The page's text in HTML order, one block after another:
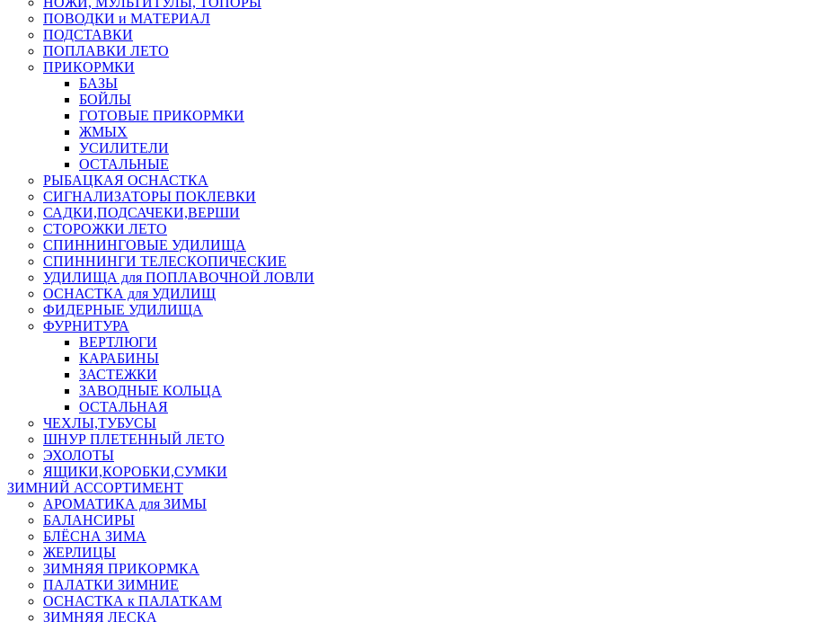
ПОВОДКИ и МАТЕРИАЛ
ПОДСТАВКИ
ПОПЛАВКИ ЛЕТО
ПРИКОРМКИ
БАЗЫ
БОЙЛЫ
ГОТОВЫЕ ПРИКОРМКИ
ЖМЫХ
УСИЛИТЕЛИ
ОСТАЛЬНЫЕ
РЫБАЦКАЯ ОСНАСТКА
СИГНАЛИЗАТОРЫ ПОКЛЕВКИ
САДКИ,ПОДСАЧЕКИ,ВЕРШИ
СТОРОЖКИ ЛЕТО
СПИННИНГОВЫЕ УДИЛИЩА
СПИННИНГИ ТЕЛЕСКОПИЧЕСКИЕ
УДИЛИЩА для ПОПЛАВОЧНОЙ ЛОВЛИ
ОСНАСТКА для УДИЛИЩ
ФИДЕРНЫЕ УДИЛИЩА
ФУРНИТУРА
ВЕРТЛЮГИ
КАРАБИНЫ
ЗАСТЕЖКИ
ЗАВОДНЫЕ КОЛЬЦА
ОСТАЛЬНАЯ
ЧЕХЛЫ,ТУБУСЫ
ШНУР ПЛЕТЕННЫЙ ЛЕТО
ЭХОЛОТЫ
ЯЩИКИ,КОРОБКИ,СУМКИ
ЗИМНИЙ АССОРТИМЕНТ
АРОМАТИКА для ЗИМЫ
БАЛАНСИРЫ
БЛЁСНА ЗИМА
ЖЕРЛИЦЫ
ЗИМНЯЯ ПРИКОРМКА
ПАЛАТКИ ЗИМНИЕ
ОСНАСТКА к ПАЛАТКАМ
ЗИМНЯЯ ЛЕСКА